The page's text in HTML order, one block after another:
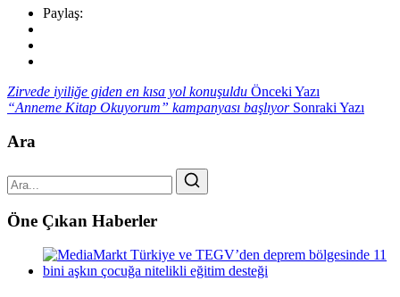
Paylaş:
Zirvede iyiliğe giden en kısa yol konuşuldu Önceki Yazı
“Anneme Kitap Okuyorum” kampanyası başlıyorSonraki Yazı
Ara
Öne Çıkan Haberler